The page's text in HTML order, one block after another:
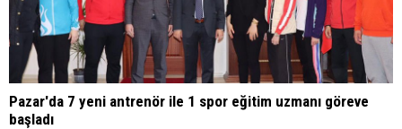
Pazar'da 7 yeni antrenör ile 1 spor eğitim uzmanı göreve
başladı